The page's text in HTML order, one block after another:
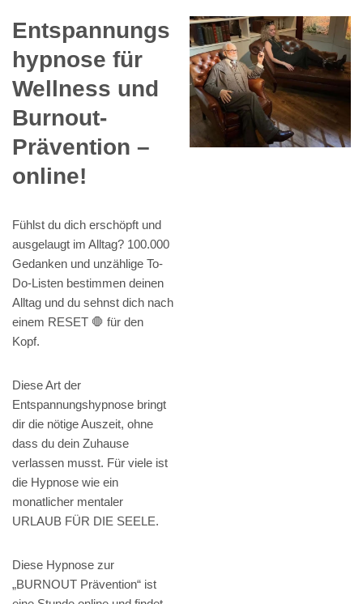
Entspannungs
hypnose für
Wellness und
Burnout-
Prävention –
online!
Fühlst du dich erschöpft und
ausgelaugt im Alltag? 100.000
Gedanken und unzählige To-
Do-Listen bestimmen deinen
Alltag und du sehnst dich nach
einem RESET 🛑 für den
Kopf.
Diese Art der
Entspannungshypnose bringt
dir die nötige Auszeit, ohne
dass du dein Zuhause
verlassen musst. Für viele ist
die Hypnose wie ein
monatlicher mentaler
URLAUB FÜR DIE SEELE.
Diese Hypnose zur
„BURNOUT Prävention“ ist